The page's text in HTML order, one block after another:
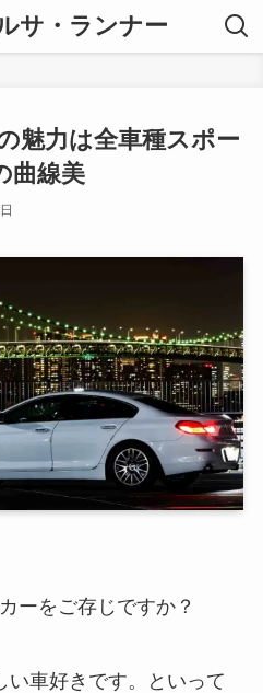
サ・ランナー
魅力は全車種スポー
曲線美
ーをご存じですか？
い車好きです。といって